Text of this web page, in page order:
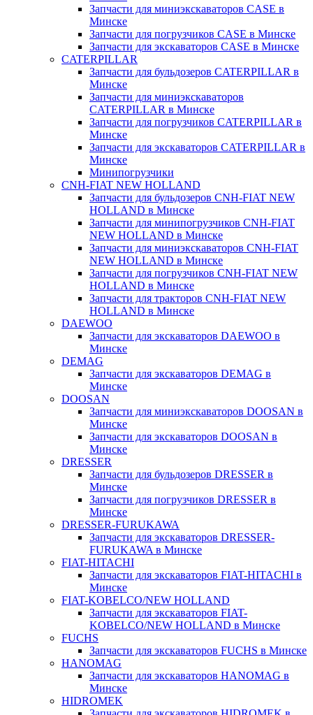
Запчасти для миниэкскаваторов CASE в
Минске
Запчасти для погрузчиков CASE в Минске
Запчасти для экскаваторов CASE в Минске
CATERPILLAR
Запчасти для бульдозеров CATERPILLAR в
Минске
Запчасти для миниэкскаваторов
CATERPILLAR в Минске
Запчасти для погрузчиков CATERPILLAR в
Минске
Запчасти для экскаваторов CATERPILLAR в
Минскe
Минипогрузчики
CNH-FIAT NEW HOLLAND
Запчасти для бульдозеров CNH-FIAT NEW
HOLLAND в Минске
Запчасти для минипогрузчиков CNH-FIAT
NEW HOLLAND в Минске
Запчасти для миниэкскаваторов CNH-FIAT
NEW HOLLAND в Минске
Запчасти для погрузчиков CNH-FIAT NEW
HOLLAND в Минске
Запчасти для тракторов CNH-FIAT NEW
HOLLAND в Минске
DAEWOO
Запчасти для экскаваторов DAEWOO в
Минске
DEMAG
Запчасти для экскаваторов DEMAG в
Минске
DOOSAN
Запчасти для миниэкскаваторов DOOSAN в
Минске
Запчасти для экскаваторов DOOSAN в
Минске
DRESSER
Запчасти для бульдозеров DRESSER в
Минске
Запчасти для погрузчиков DRESSER в
Минске
DRESSER-FURUKAWA
Запчасти для экскаваторов DRESSER-
FURUKAWA в Минске
FIAT-HITACHI
Запчасти для экскаваторов FIAT-HITACHI в
Минске
FIAT-KOBELCO/NEW HOLLAND
Запчасти для экскаваторов FIAT-
KOBELCO/NEW HOLLAND в Минске
FUCHS
Запчасти для экскаваторов FUCHS в Минске
HANOMAG
Запчасти для экскаваторов HANOMAG в
Минске
HIDROMEK